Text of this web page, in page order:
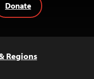
Donate
Regions